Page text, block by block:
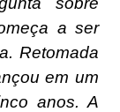
a ser
Retomada
em um
anos. A